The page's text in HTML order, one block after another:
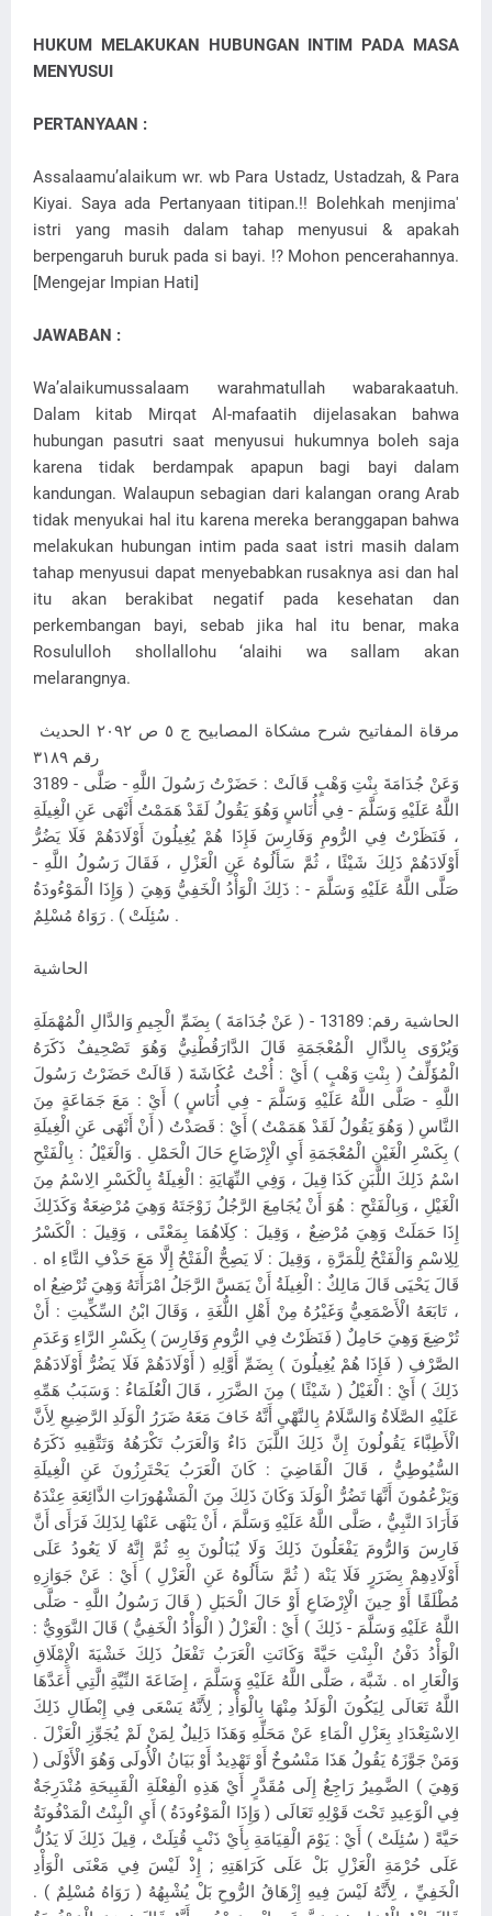
HUKUM MELAKUKAN HUBUNGAN INTIM PADA MASA
MENYUSUI
PERTANYAAN :
Assalaamu’alaikum wr. wb Para Ustadz, Ustadzah, & Para
Kiyai. Saya ada Pertanyaan titipan.!! Bolehkah menjima'
istri yang masih dalam tahap menyusui & apakah
berpengaruh buruk pada si bayi. !? Mohon pencerahannya.
[Mengejar Impian Hati]
JAWABAN :
Wa’alaikumussalaam warahmatullah wabarakaatuh.
Dalam kitab Mirqat Al-mafaatih dijelasakan bahwa
hubungan pasutri saat menyusui hukumnya boleh saja
karena tidak berdampak apapun bagi bayi dalam
kandungan. Walaupun sebagian dari kalangan orang Arab
tidak menyukai hal itu karena mereka beranggapan bahwa
melakukan hubungan intim pada saat istri masih dalam
tahap menyusui dapat menyebabkan rusaknya asi dan hal
itu akan berakibat negatif pada kesehatan dan
perkembangan bayi, sebab jika hal itu benar, maka
Rosululloh shollallohu ‘alaihi wa sallam akan
melarangnya.
رقم ٣١٨٩
3189 - وَعَنْ جُدَامَةَ بِنْتِ وَهْبٍ قَالَتْ : حَضَرْتُ رَسُولَ اللَّهِ - صَلَّى
اللَّهُ عَلَيْهِ وَسَلَّمَ - فِي أُنَاسٍ وَهُوَ يَقُولُ لَقَدْ هَمَمْتُ أَنْهَى عَنِ الْغِيلَةِ
، فَنَظَرْتُ فِي الرُّومِ وَفَارِسَ فَإِذَا هُمْ يُغِيلُونَ أَوْلَادَهُمْ فَلَا يَضُرُّ
أَوْلَادَهُمْ ذَلِكَ شَيْئًا ، ثُمَّ سَأَلُوهُ عَنِ الْعَزْلِ ، فَقَالَ رَسُولُ اللَّهِ -
صَلَّى اللَّهُ عَلَيْهِ وَسَلَّمَ - : ذَلِكَ الْوَأْدُ الْخَفِيُّ وَهِيَ ( وَإِذَا الْمَوْءُودَةُ
سُئِلَتْ ) . رَوَاهُ مُسْلِمٌ .
الحاشية
الحاشية رقم: 13189 - ( عَنْ جُدَامَةَ ) بِضَمِّ الْجِيمِ وَالدَّالِ الْمُهْمَلَةِ
وَيُرْوَى بِالذَّالِ الْمُعْجَمَةِ قَالَ الدَّارَقُطْنِيُّ وَهُوَ تَصْحِيفٌ ذَكَرَهُ
الْمُؤَلِّفُ ( بِنْتِ وَهْبٍ ) أَيْ : أُخْتُ عُكَاشَةَ ( قَالَتْ حَضَرْتُ رَسُولَ
اللَّهِ - صَلَّى اللَّهُ عَلَيْهِ وَسَلَّمَ - فِي أُنَاسٍ ) أَيْ : مَعَ جَمَاعَةٍ مِنَ
النَّاسِ ( وَهُوَ يَقُولُ لَقَدْ هَمَمْتُ ) أَيْ : قَصَدْتُ ( أَنْ أَنْهَى عَنِ الْغِيلَةِ
) بِكَسْرِ الْغَيْنِ الْمُعْجَمَةِ أَيِ الْإِرْضَاعِ حَالَ الْحَمْلِ . وَالْغَيْلُ : بِالْفَتْحِ
اسْمُ ذَلِكَ اللَّبَنِ كَذَا قِيلَ ، وَفِي النِّهَايَةِ : الْغِيلَةُ بِالْكَسْرِ الِاسْمُ مِنَ
الْغَيْلِ ، وَبِالْفَتْحِ : هُوَ أَنْ يُجَامِعَ الرَّجُلُ زَوْجَتَهُ وَهِيَ مُرْضِعَةٌ وَكَذَلِكَ
إِذَا حَمَلَتْ وَهِيَ مُرْضِعٌ ، وَقِيلَ : كِلَاهُمَا بِمَعْنًى ، وَقِيلَ : الْكَسْرُ
لِلِاسْمِ وَالْفَتْحُ لِلْمَرَّةِ ، وَقِيلَ : لَا يَصِحُّ الْفَتْحُ إِلَّا مَعَ حَذْفِ التَّاءِ اه .
قَالَ يَحْيَى قَالَ مَالِكٌ : الْغِيلَةُ أَنْ يَمَسَّ الرَّجَلُ امْرَأَتَهُ وَهِيَ تُرْضِعُ اه
، تَابَعَهُ الْأَصْمَعِيُّ وَغَيْرُهُ مِنْ أَهْلِ اللُّغَةِ ، وَقَالَ ابْنُ السِّكِّيتِ : أَنْ
تُرْضِعَ وَهِيَ حَامِلٌ ( فَنَظَرْتُ فِي الرُّومِ وَفَارِسَ ) بِكَسْرِ الرَّاءِ وَعَدَمِ
الصَّرْفِ ( فَإِذَا هُمْ يُغِيلُونَ ) بِضَمِّ أَوَّلِهِ ( أَوْلَادَهُمْ فَلَا يَضُرُّ أَوْلَادَهُمْ
ذَلِكَ ) أَيْ : الْغَيْلُ ( شَيْئًا ) مِنَ الضَّرَرِ ، قَالَ الْعُلَمَاءُ : وَسَبَبُ هَمِّهِ
عَلَيْهِ الصَّلَاةُ وَالسَّلَامُ بِالنَّهْيِ أَنَّهُ خَافَ مَعَهُ ضَرَرُ الْوَلَدِ الرَّضِيعِ لِأَنَّ
الْأَطِبَّاءَ يَقُولُونَ إِنَّ ذَلِكَ اللَّبَنَ دَاءٌ وَالْعَرَبُ تَكْرَهُهُ وَتَتَّقِيهِ ذَكَرَهُ
السُّيُوطِيُّ ، قَالَ الْقَاضِيَ : كَانَ الْعَرَبُ يَحْتَرِزُونَ عَنِ الْغِيلَةِ
وَيَزْعُمُونَ أَنَّهَا تَضُرُّ الْوَلَدَ وَكَانَ ذَلِكَ مِنَ الْمَشْهُورَاتِ الذَّائِعَةِ عِنْدَهُ
فَأَرَادَ النَّبِيُّ ، صَلَّى اللَّهُ عَلَيْهِ وَسَلَّمَ ، أَنْ يَنْهَى عَنْهَا لِذَلِكَ فَرَأَى أَنَّ
فَارِسَ وَالرُّومَ يَفْعَلُونَ ذَلِكَ وَلَا يُبَالُونَ بِهِ ثُمَّ إِنَّهُ لَا يَعُودُ عَلَى
أَوْلَادِهِمْ بِضَرَرٍ فَلَا يَنْهَ ( ثُمَّ سَأَلُوهُ عَنِ الْعَزْلِ ) أَيْ : عَنْ جَوَازِهِ
مُطْلَقًا أَوْ حِينَ الْإِرْضَاعِ أَوْ حَالَ الْحَبَلِ ( قَالَ رَسُولُ اللَّهِ - صَلَّى
اللَّهُ عَلَيْهِ وَسَلَّمَ - ذَلِكَ ) أَيْ : الْعَزْلُ ( الْوَأْدُ الْخَفِيُّ ) قَالَ النَّوَوِيُّ :
الْوَأْدُ دَفْنُ الْبِنْتِ حَيَّةً وَكَانَتِ الْعَرَبُ تَفْعَلُ ذَلِكَ خَشْيَةَ الْإِمْلَاقِ
وَالْعَارِ اه . شَبَّهَ ، صَلَّى اللَّهُ عَلَيْهِ وَسَلَّمَ ، إِضَاعَةَ النِّيَّةِ الَّتِي أَعَدَّهَا
اللَّهُ تَعَالَى لِيَكُونَ الْوَلَدُ مِنْهَا بِالْوَأْدِ ; لِأَنَّهُ يَسْعَى فِي إِبْطَالِ ذَلِكَ
الِاسْتِعْدَادِ بِعَزْلِ الْمَاءِ عَنْ مَحَلِّهِ وَهَذَا دَلِيلٌ لِمَنْ لَمْ يُجَوِّزِ الْعَزْلَ .
وَمَنْ جَوَّزَهُ يَقُولُ هَذَا مَنْسُوخٌ أَوْ تَهْدِيدٌ أَوْ بَيَانُ الْأُولَى وَهُوَ الْأَوْلَى (
وَهِيَ ) الضَّمِيرُ رَاجِعٌ إِلَى مُقَدَّرٍ أَيْ هَذِهِ الْفِعْلَةِ الْقَبِيحَةِ مُنْدَرِجَةٌ
فِي الْوَعِيدِ تَحْتَ قَوْلِهِ تَعَالَى ( وَإِذَا الْمَوْءُودَةُ ) أَيِ الْبِنْتُ الْمَدْفُونَةُ
حَيَّةً ( سُئِلَتْ ) أَيْ : يَوْمَ الْقِيَامَةِ بِأَيْ ذَنْبٍ قُتِلَتْ ، قِيلَ ذَلِكَ لَا يَدُلُّ
عَلَى حُرْمَةِ الْعَزْلِ بَلْ عَلَى كَرَاهَتِهِ ; إِذْ لَيْسَ فِي مَعْنَى الْوَأْدِ
الْخَفِيِّ ، لِأَنَّهُ لَيْسَ فِيهِ إِزْهَاقُ الرُّوحِ بَلْ يُشْبِهُهُ ( رَوَاهُ مُسْلِمٌ ) .